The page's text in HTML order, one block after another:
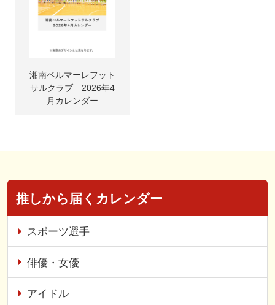
湘南ベルマーレフット
サルクラブ 2026年4
月カレンダー
推しから届くカレンダー
スポーツ選手
俳優・女優
アイドル